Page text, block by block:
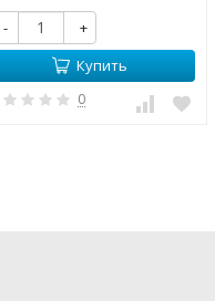
-
+
Купить
0